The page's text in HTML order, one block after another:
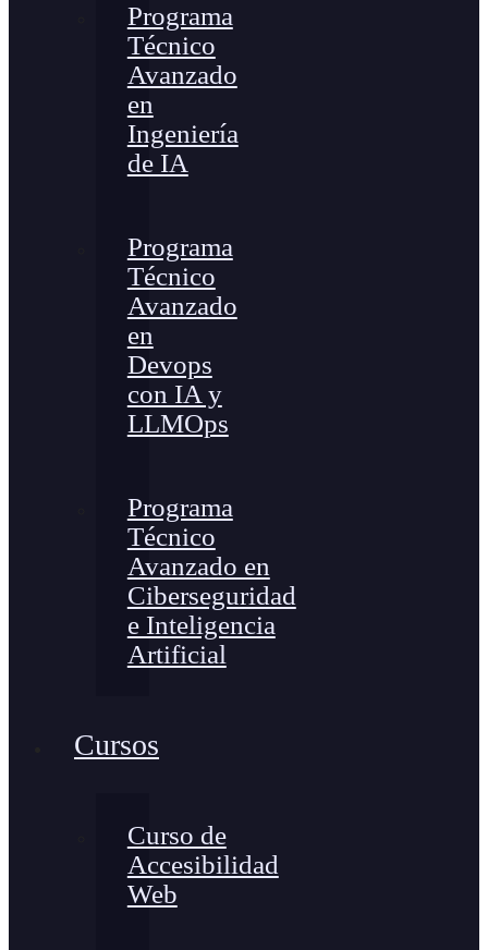
Programa
Técnico
Avanzado
en
Ingeniería
de IA
Programa
Técnico
Avanzado
en
Devops
con IA y
LLMOps
Programa
Técnico
Avanzado en
Ciberseguridad
e Inteligencia
Artificial
Cursos
Curso de
Accesibilidad
Web